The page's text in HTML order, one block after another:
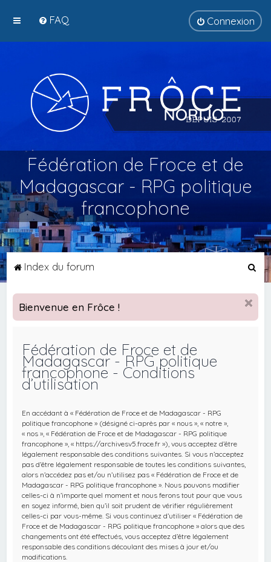
FAQ Connexion
Fédération de Froce et de
Madagascar - RPG politique
francophone
Index du forum
c
h
Bienvenue en Frôce !
Fédération de Froce et de
Madagascar - RPG politique
francophone - Conditions
d’utilisation
En accédant à « Fédération de Froce et de Madagascar - RPG
politique francophone » (désigné ci-après par « nous », « notre »,
« nos », « Fédération de Froce et de Madagascar - RPG politique
francophone », « https://archivesv5.froce.fr »), vous acceptez d’être
légalement responsable des conditions suivantes. Si vous n’acceptez
pas d’être légalement responsable de toutes les conditions suivantes,
alors n’accédez pas et/ou n’utilisez pas « Fédération de Froce et de
Madagascar - RPG politique francophone ». Nous pouvons modifier
celles-ci à n’importe quel moment et nous ferons tout pour que vous
en soyez informé, bien qu’il soit prudent de vérifier régulièrement
celles-ci par vous-même. Si vous continuez d’utiliser « Fédération de
Froce et de Madagascar - RPG politique francophone » alors que des
changements ont été effectués, vous acceptez d’être légalement
responsable des conditions découlant des mises à jour et/ou
modifications.